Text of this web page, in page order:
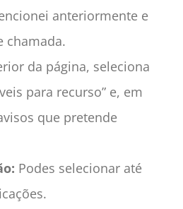
anteriormente e
chamada.
da página, seleciona
para recurso” e, em
que pretende
Podes selecionar até